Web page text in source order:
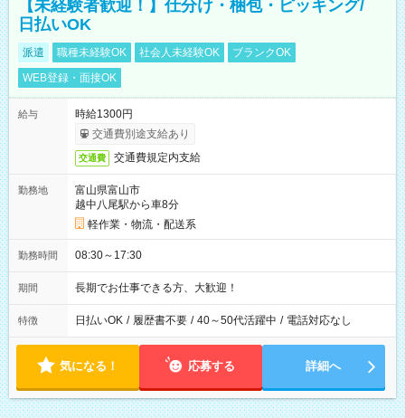
【未経験者歓迎！】仕分け・梱包・ピッキング/
日払いOK
派遣 職種未経験OK 社会人未経験OK
ブランクOK
WEB登録・面接OK
給与
時給1300円
交通費別途支給あり
交通費 交通費規定内支給
勤務地
富山県富山市
越中八尾駅から車8分
軽作業・物流・配送系
勤務時間 08:30～17:30
期間 長期でお仕事できる方、大歓迎！
特徴 日払いOK / 履歴書不要 / 40～50代活躍中 / 電話対応なし
気になる！ 応募する 詳細へ